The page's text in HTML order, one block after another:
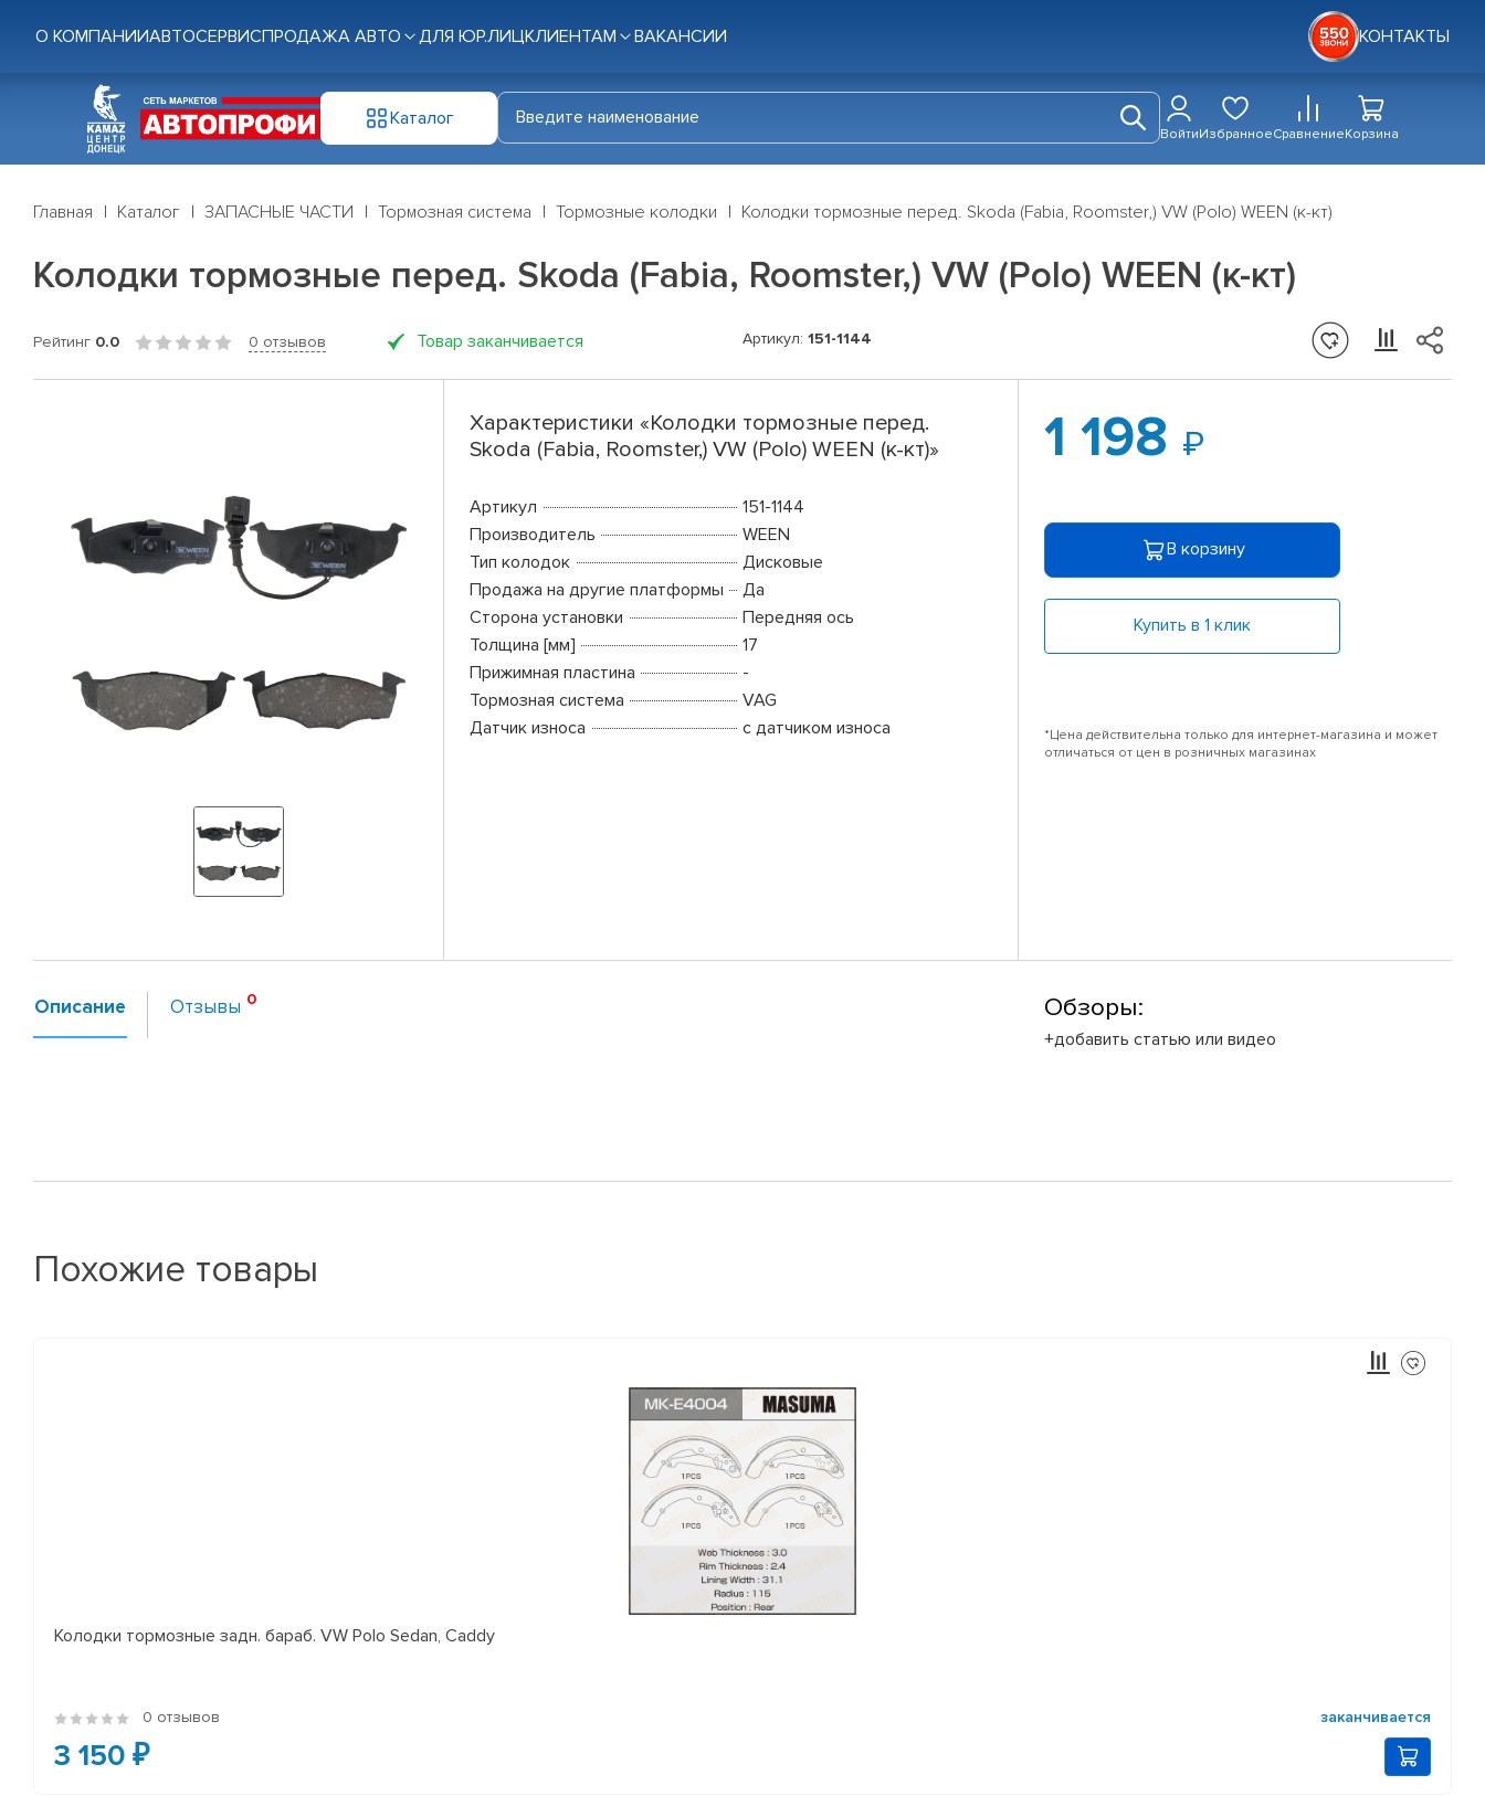
О КОМПАНИИАВТОСЕРВИСПРОДАЖА АВТО ДЛЯ ЮР.ЛИЦКЛИЕНТАМ ВАКАНСИИ КОНТАКТЫ
Каталог
ВойтиИзбранноеСравнениеКорзина
Главная Каталог ЗАПАСНЫЕ ЧАСТИ Тормозная система Тормозные колодки Колодки тормозные перед. Skoda (Fabia, Roomster,) VW (Polo) WEEN (к-кт)
Колодки тормозные перед. Skoda (Fabia, Roomster,) VW (Polo) WEEN (к-кт)
Рейтинг 0.0 0 отзывов Товар заканчивается Артикул: 151-1144
Характеристики «Колодки тормозные перед.
Skoda (Fabia, Roomster,) VW (Polo) WEEN (к-кт)»
Артикул
151-1144
Производитель
WEEN
Тип колодок
Дисковые
Продажа на другие платформы
Да
Сторона установки
Передняя ось
Толщина [мм]
17
Прижимная пластина
-
Тормозная система
VAG
Датчик износа
с датчиком износа
1 198
В корзину
Купить в 1 клик
*Цена действительна только для интернет-магазина и может
отличаться от цен в розничных магазинах
Описание Отзывы Обзоры:
+добавить статью или видео
Похожие товары
Колодки тормозные задн. бараб. VW Polo Sedan, Caddy
0 отзывов заканчивается
3 150 ₽